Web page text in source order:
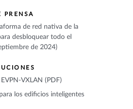
PRENSA
de red nativa de la
desbloquear todo el
de 2024)
VXLAN (PDF)
los edificios inteligentes